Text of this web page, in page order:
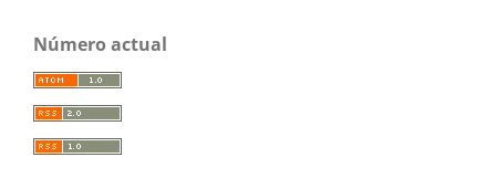
Número actual